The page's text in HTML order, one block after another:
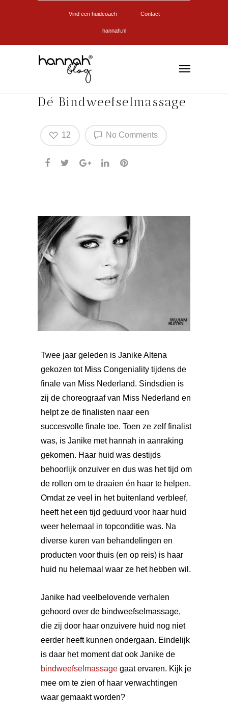
Vind een huidcoach Contact
hannah.nl
Dé Bindweefselmassage
No Comments
12
Twee jaar geleden is Janike Altena
gekozen tot Miss Congeniality tijdens de
finale van Miss Nederland. Sindsdien is
zij de choreograaf van Miss Nederland en
helpt ze de finalisten naar een
succesvolle finale toe. Toen ze zelf finalist
was, is Janike met hannah in aanraking
gekomen. Haar huid was destijds
behoorlijk onzuiver en dus was het tijd om
de rollen om te draaien én haar te helpen.
Omdat ze veel in het buitenland verbleef,
heeft het een tijd geduurd voor haar huid
weer helemaal in topconditie was. Na
diverse kuren van behandelingen en
producten voor thuis (en op reis) is haar
huid nu helemaal waar ze het hebben wil.
Janike had veelbelovende verhalen
gehoord over de bindweefselmassage,
die zij door haar onzuivere huid nog niet
eerder heeft kunnen ondergaan. Eindelijk
is daar het moment dat ook Janike de
bindweefselmassage gaat ervaren. Kijk je
mee om te zien of haar verwachtingen
waar gemaakt worden?